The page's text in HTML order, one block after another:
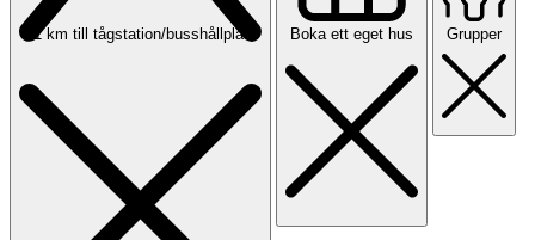
<1 km till tågstation/busshållplats Boka ett eget hus Grupper